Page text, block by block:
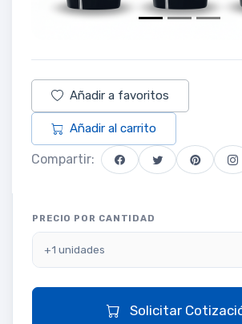
Añadir a favoritos
Añadir al carrito
Compartir:
PRECIO POR CANTIDAD
+1 unidades
Solicitar